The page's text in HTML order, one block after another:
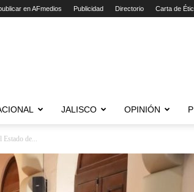
en AFmedios Publicidad Directorio Carta de
JALISCO OPINIÓN
Estado de...